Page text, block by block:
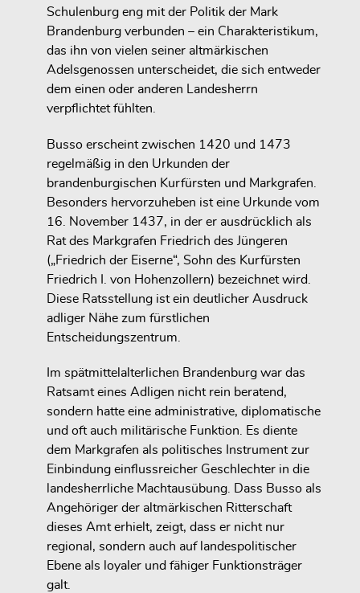
Schulenburg eng mit der Politik der Mark
Brandenburg verbunden – ein Charakteristikum,
das ihn von vielen seiner altmärkischen
Adelsgenossen unterscheidet, die sich entweder
dem einen oder anderen Landesherrn
verpflichtet fühlten.
Busso erscheint zwischen 1420 und 1473
regelmäßig in den Urkunden der
brandenburgischen Kurfürsten und Markgrafen
Besonders hervorzuheben ist eine Urkunde vom
16. November 1437, in der er ausdrücklich als
Rat des Markgrafen Friedrich des Jüngeren
(„Friedrich der Eiserne“, Sohn des Kurfürsten
Friedrich I. von Hohenzollern) bezeichnet wird.
Diese Ratsstellung ist ein deutlicher Ausdruck
adliger Nähe zum fürstlichen
Entscheidungszentrum
Im spätmittelalterlichen Brandenburg war das
Ratsamt eines Adligen nicht rein beratend,
sondern hatte eine administrative, diplomatische
und oft auch militärische Funktion. Es diente
dem Markgrafen als politisches Instrument zur
Einbindung einflussreicher Geschlechter in die
landesherrliche Machtausübung. Dass Busso als
Angehöriger der altmärkischen Ritterschaft
dieses Amt erhielt, zeigt, dass er nicht nur
regional, sondern auch auf landespolitischer
Ebene als loyaler und fähiger Funktionsträger
galt.